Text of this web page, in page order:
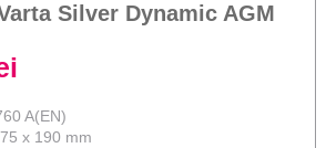
Silver Dynamic AGM
A(EN)
x 190 mm